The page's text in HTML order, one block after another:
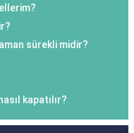
sürekli midir?
kapatılır?